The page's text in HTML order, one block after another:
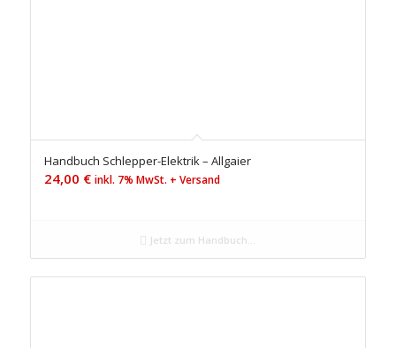
Handbuch Schlepper-Elektrik – Allgaier
24,00 € inkl. 7% MwSt. + Versand
Jetzt zum Handbuch...